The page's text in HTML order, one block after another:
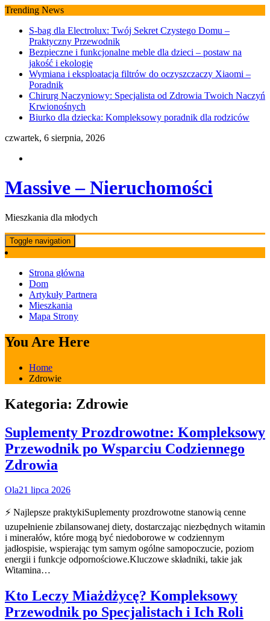
Skip
content
Trending News
S-bag dla Electrolux: Twój Sekret Czystego Domu –
Praktyczny Przewodnik
Bezpieczne i funkcjonalne meble dla dzieci – postaw na
jakość i ekologię
Wymiana i eksploatacja filtrów do oczyszczaczy Xiaomi –
Poradnik
Chirurg Naczyniowy: Specjalista od Zdrowia Twoich Naczyń
Krwionośnych
Biurko dla dziecka: Kompleksowy poradnik dla rodziców
czwartek, 6 sierpnia, 2026
Massive – Nieruchomości
Mieszkania dla młodych
Toggle navigation
Strona główna
Dom
Artykuły Partnera
Mieszkania
Mapa Strony
You Are Here
Home
Zdrowie
Kategoria: Zdrowie
Suplementy Prozdrowotne: Kompleksowy
Przewodnik po Wsparciu Codziennego
Zdrowia
Ola21 lipca 2026
⚡ Najlepsze praktykiSuplementy prozdrowotne stanowią cenne
uzupełnienie zbilansowanej diety, dostarczając niezbędnych witamin
i minerałów, które mogą być niedoborowe w codziennym
jadłospisie, wspierając tym samym ogólne samopoczucie, poziom
energii i funkcje odpornościowe.Kluczowe składniki, takie jak
Witamina…
Kto Leczy Miażdżycę? Kompleksowy
Przewodnik po Specjalistach i Ich Roli